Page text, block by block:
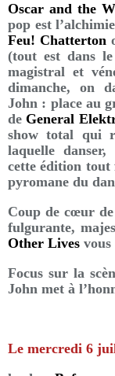
Oscar and the
pop est
Feu! Chatterton
(tout est dans
magistral et
dimanche, on
John : place au
de General
show total qui
laquelle
cette édition
pyromane du
Coup de cœur
fulgurante,
Other Lives
Focus sur la
John met à
Le mercredi 6